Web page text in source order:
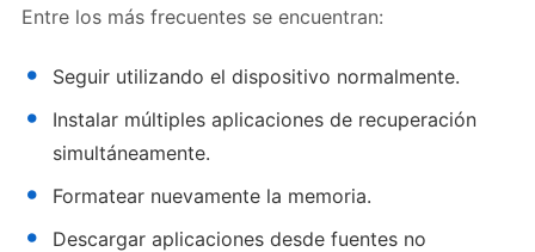
Entre los más frecuentes se encuentran:
Seguir utilizando el dispositivo normalmente.
Instalar múltiples aplicaciones de recuperación
simultáneamente.
Formatear nuevamente la memoria.
Descargar aplicaciones desde fuentes no